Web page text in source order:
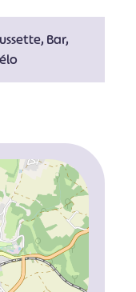
Bar,
#